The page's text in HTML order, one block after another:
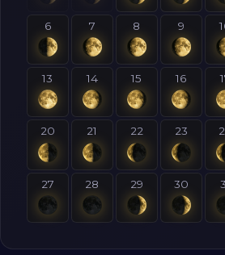
6 7 8 9
13 14 15 16
20 21 22 23
27 28 29 30